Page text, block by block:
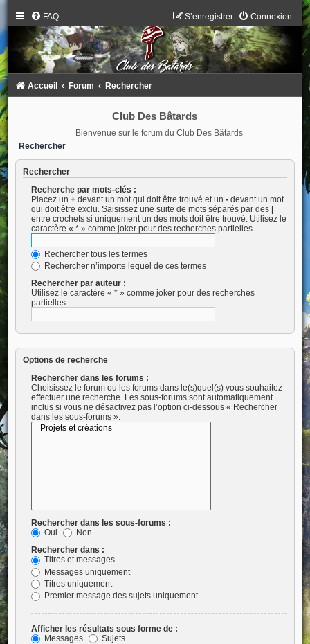
FAQ Connexion
S’enregistrer
Accueil Forum Rechercher
Club Des Bâtards
Bienvenue sur le forum du Club Des Bâtards
Rechercher
Rechercher
Recherche par mots-clés :
Placez un +devant un mot qui doit être trouvé et un -devant un mot
qui doit être exclu. Saisissez une suite de mots séparés par des |
entre crochets si uniquement un des mots doit être trouvé. Utilisez le
caractère « * » comme joker pour des recherches partielles.
Rechercher tous les termes
Rechercher n’importe lequel de ces termes
Rechercher par auteur :
Utilisez le caractère « * » comme joker pour des recherches
partielles.
Options de recherche
Rechercher dans les forums :
Choisissez le forum ou les forums dans le(s)quel(s) vous souhaitez
effectuer une recherche. Les sous-forums sont automatiquement
inclus si vous ne désactivez pas l’option ci-dessous « Rechercher
dans les sous-forums ».
Rechercher dans les sous-forums :
Oui
Non
Rechercher dans :
Titres et messages
Messages uniquement
Titres uniquement
Premier message des sujets uniquement
Afficher les résultats sous forme de :
Messages
Sujets